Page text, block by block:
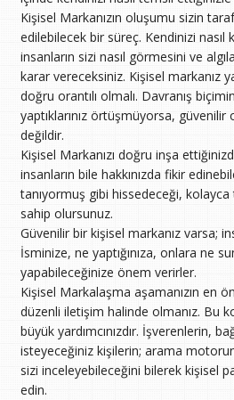
Kişisel Markanızın oluşumu sizin
edilebilecek bir süreç. Kendinizi nasıl
insanların sizi nasıl görmesini ve
karar vereceksiniz. Kişisel markanız
doğru orantılı olmalı. Davranış
yaptıklarınız örtüşmüyorsa, güvenilir
değildir.
Kişisel Markanızı doğru inşa
insanların bile hakkınızda fikir
tanıyormuş gibi hissedeceği, kolayca
sahip olursunuz.
Güvenilir bir kişisel markanız varsa;
İsminize, ne yaptığınıza, onlara ne
yapabileceğinize önem verirler.
Kişisel Markalaşma aşamanızın en
düzenli iletişim halinde olmanız. Bu
büyük yardımcınızdır. İşverenlerin,
isteyeceğiniz kişilerin; arama
sizi inceleyebileceğini bilerek kişisel
edin.